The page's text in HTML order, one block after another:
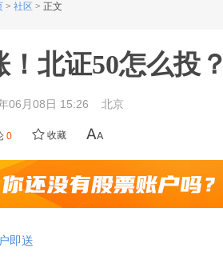
> 社区 > 正文
！北证50怎么投？
06月08日 15:26 北京
0 收藏
即送